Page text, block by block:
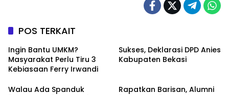
POS TERKAIT
Ingin Bantu UMKM?
Masyarakat Perlu Tiru 3
Kebiasaan Ferry Irwandi
Sukses, Deklarasi DPD Anies
Kabupaten Bekasi
Walau Ada Spanduk
Rapatkan Barisan, Alumni